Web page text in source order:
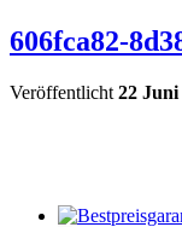
606fca82-
Veröffentlicht 22 Juni